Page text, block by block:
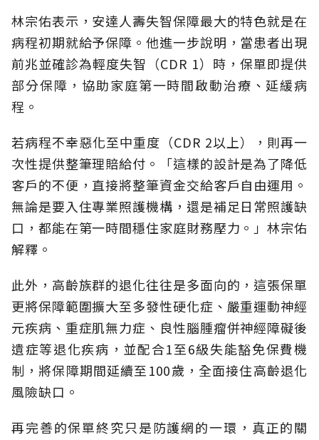
林宗佑表示，安達人壽失智保障最大的特色就是在
病程初期就給予保障。他進一步說明，當患者出現
前兆並確診為輕度失智（CDR 1）時，保單即提供
部分保障，協助家庭第一時間啟動治療、延緩病
程。
若病程不幸惡化至中重度（CDR 2以上），則再一
次性提供整筆理賠給付。「這樣的設計是為了降低
客戶的不便，直接將整筆資金交給客戶自由運用。
無論是要入住專業照護機構，還是補足日常照護缺
口，都能在第一時間穩住家庭財務壓力。」林宗佑
解釋。
此外，高齡族群的退化往往是多面向的，這張保單
更將保障範圍擴大至多發性硬化症、嚴重運動神經
元疾病、重症肌無力症、良性腦腫瘤併神經障礙後
遺症等退化疾病，並配合1至6級失能豁免保費機
制，將保障期間延續至100歲，全面接住高齡退化
風險缺口。
再完善的保單終究只是防護網的一環，真正的關